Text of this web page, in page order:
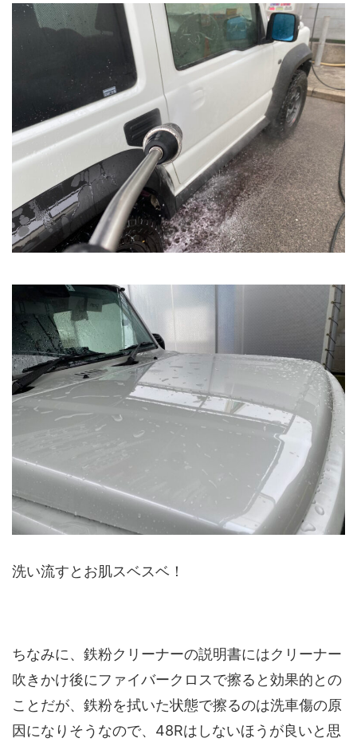
洗い流すとお肌スベスベ！
ちなみに、鉄粉クリーナーの説明書にはクリーナー
吹きかけ後にファイバークロスで擦ると効果的との
ことだが、鉄粉を拭いた状態で擦るのは洗車傷の原
因になりそうなので、 48Rはしないほうが良いと思